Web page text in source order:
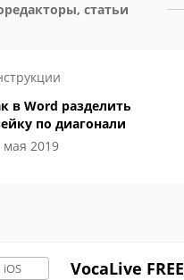
статьи
в Word разделить
по диагонали
мая 2019
iOS VocaLive FREE